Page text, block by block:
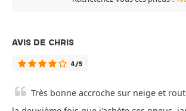
AVIS DE CHRIS
4/5
Très bonne accroche sur neige et